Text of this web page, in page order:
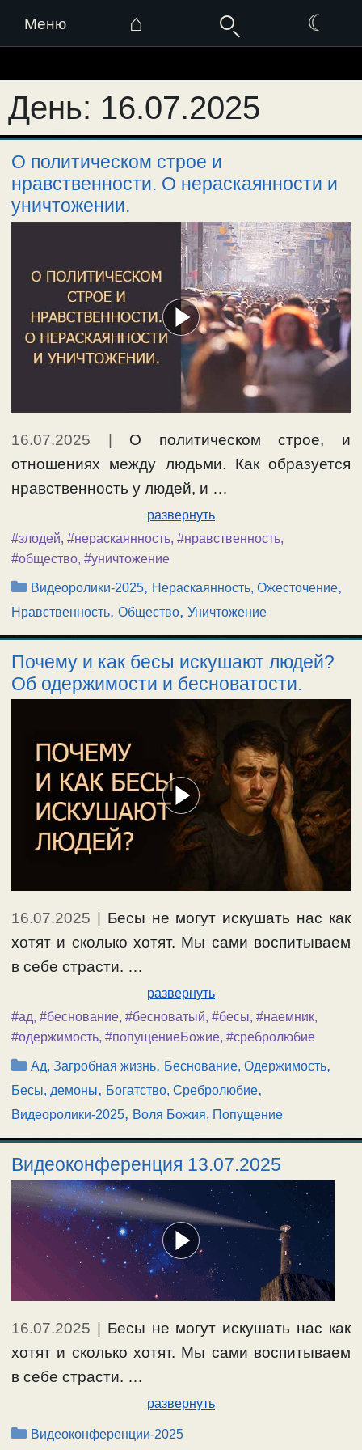
Меню ⌂ ☾
к
содержимому
День: 16.07.2025
О политическом строе и
нравственности. О нераскаянности и
уничтожении.
16.07.2025 | О политическом строе, и
отношениях между людьми. Как образуется
нравственность у людей, и …
развернуть
#злодей, #нераскаянность, #нравственность,
#общество, #уничтожение
Рубрики
Видеоролики-2025, Нераскаянность, Ожесточение,
Нравственность, Общество, Уничтожение
Почему и как бесы искушают людей?
Об одержимости и бесноватости.
16.07.2025 | Бесы не могут искушать нас как
хотят и сколько хотят. Мы сами воспитываем
в себе страсти. …
развернуть
#ад, #беснование, #бесноватый, #бесы, #наемник,
#одержимость, #попущениеБожие, #сребролюбие
Рубрики
Ад, Загробная жизнь, Беснование, Одержимость,
Бесы, демоны, Богатство, Сребролюбие,
Видеоролики-2025, Воля Божия, Попущение
Видеоконференция 13.07.2025
16.07.2025 | Бесы не могут искушать нас как
хотят и сколько хотят. Мы сами воспитываем
в себе страсти. …
развернуть
Рубрики
Видеоконференции-2025